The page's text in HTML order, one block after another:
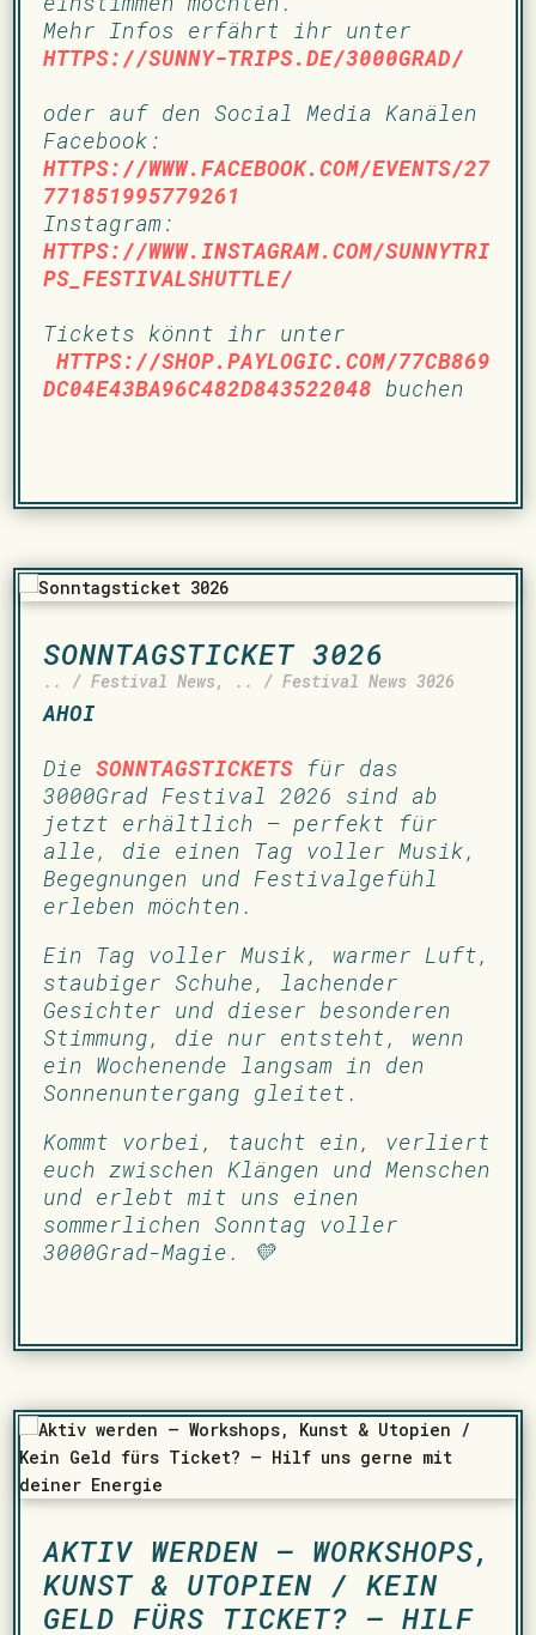
Mehr Infos erfährt ihr unter
HTTPS://SUNNY-TRIPS.DE/3000GRAD/
oder auf den Social Media Kanälen
Facebook:
HTTPS://WWW.FACEBOOK.COM/EVENTS/27
771851995779261
Instagram:
HTTPS://WWW.INSTAGRAM.COM/SUNNYTRI
PS_FESTIVALSHUTTLE/
Tickets könnt ihr unter
HTTPS://SHOP.PAYLOGIC.COM/77CB869
DC04E43BA96C482D843522048 buchen
SONNTAGSTICKET 3026
.. / Festival News, .. / Festival News 3026
AHOI
DieSONNTAGSTICKETS für das
3000Grad Festival 2026 sind ab
jetzt erhältlich – perfekt für
alle, die einen Tag voller Musik,
Begegnungen und Festivalgefühl
erleben möchten.
Ein Tag voller Musik, warmer Luft,
staubiger Schuhe, lachender
Gesichter und dieser besonderen
Stimmung, die nur entsteht, wenn
ein Wochenende langsam in den
Sonnenuntergang gleitet.
Kommt vorbei, taucht ein, verliert
euch zwischen Klängen und Menschen
und erlebt mit uns einen
sommerlichen Sonntag voller
3000Grad-Magie. 💛
AKTIV WERDEN – WORKSHOPS,
KUNST & UTOPIEN / KEIN
GELD FÜRS TICKET? – HILF